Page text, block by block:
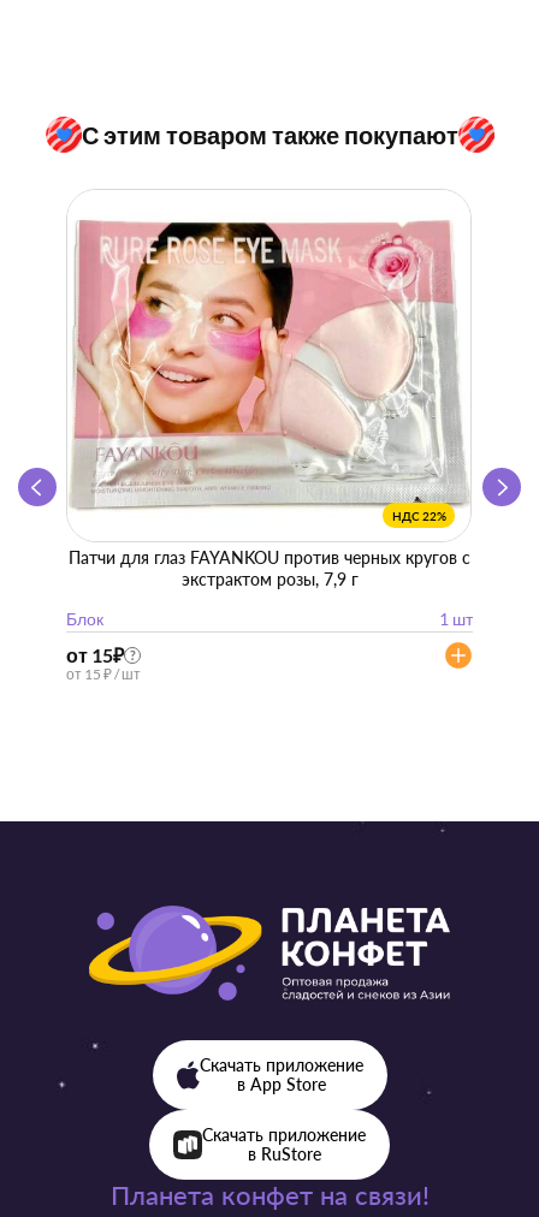
С этим товаром также покупают
НДС 22%
Патчи для глаз FAYANKOU против черных кругов с
экстрактом розы, 7,9 г
Блок
1 шт
от 15₽ ?
от 15 ₽ / шт
Планета конфет на связи!
Скачать приложение
в App Store
Скачать приложение
в RuStore